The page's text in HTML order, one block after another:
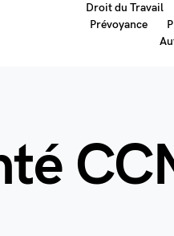
Droit du Travail
Prévoyance